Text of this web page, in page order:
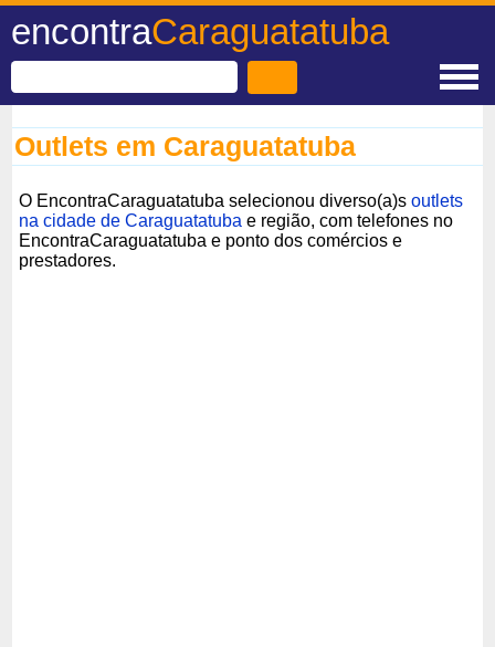
encontraCaraguatatuba
Outlets em Caraguatatuba
O EncontraCaraguatatuba selecionou diverso(a)soutlets
na cidade de Caraguatatuba e região, com telefones no
EncontraCaraguatatuba e ponto dos comércios e
prestadores.